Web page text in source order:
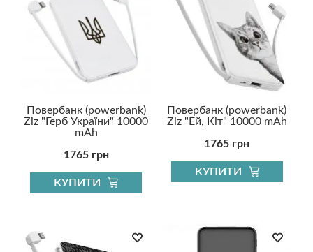
Повербанк (powerbank)
Ziz "Герб України" 10000
mAh
1765 грн
КУПИТИ
Повербанк (powerbank)
Ziz "Ей, Кіт" 10000 mAh
1765 грн
КУПИТИ